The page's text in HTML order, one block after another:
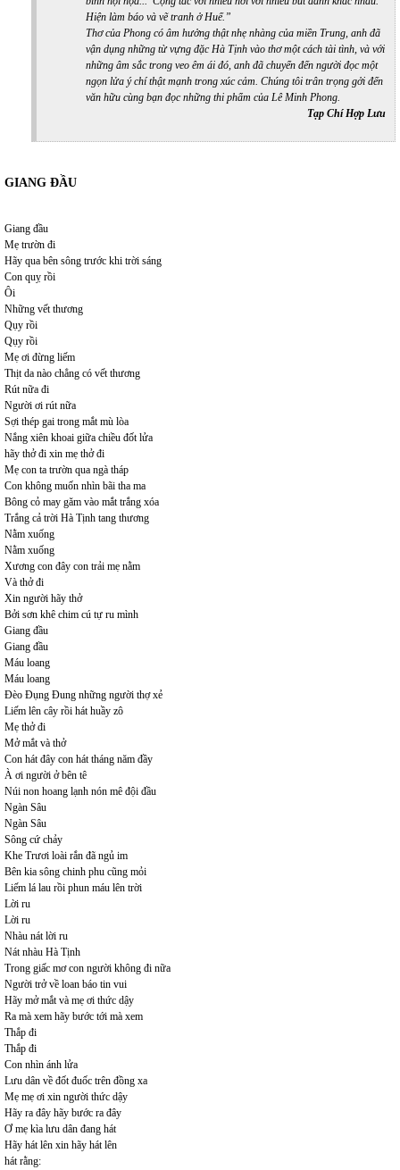
Hiện làm báo và vẽ tranh ở Huế.”
Thơ của Phong có âm hưởng thật nhẹ nhàng của miền Trung, anh đã
vận dụng những từ vựng đặc Hà Tịnh vào thơ một cách tài tình, và với
những âm sắc trong veo êm ái đó, anh đã chuyển đến người đọc một
ngọn lửa ý chí thật mạnh trong xúc cảm. Chúng tôi trân trọng gởi đến
văn hữu cùng bạn đọc những thi phẩm của Lê Minh Phong.
Tạp Chí Hợp Lưu
GIANG ĐẦU
Giang đầu
Mẹ trườn đi
Hãy qua bên sông trước khi trời sáng
Con quỵ rồi
Ôi
Những vết thương
Qụy rồi
Qụy rồi
Mẹ ơi đừng liếm
Thịt da nào chẳng có vết thương
Rút nữa đi
Người ơi rút nữa
Sợi thép gai trong mắt mù lòa
Nắng xiên khoai giữa chiều đốt lửa
hãy thở đi xin mẹ thở đi
Mẹ con ta trườn qua ngà tháp
Con không muốn nhìn bãi tha ma
Bông cỏ may găm vào mắt trắng xóa
Trắng cả trời Hà Tịnh tang thương
Nằm xuống
Nằm xuống
Xương con đây con trải mẹ nằm
Và thở đi
Xin người hãy thở
Bởi sơn khê chim cú tự ru mình
Giang đầu
Giang đầu
Máu loang
Máu loang
Đèo Đụng Đung những người thợ xẻ
Liếm lên cây rồi hát huầy zô
Mẹ thở đi
Mở mắt và thở
Con hát đây con hát tháng năm đầy
À ơi người ở bên tê
Núi non hoang lạnh nón mê đội đầu
Ngàn Sâu
Ngàn Sâu
Sông cứ chảy
Khe Trươi loài rắn đã ngủ im
Bên kia sông chinh phu cũng mỏi
Liếm lá lau rồi phun máu lên trời
Lời ru
Lời ru
Nhàu nát lời ru
Nát nhàu Hà Tịnh
Trong giấc mơ con người không đi nữa
Người trở về loan báo tin vui
Hãy mở mắt và mẹ ơi thức dậy
Ra mà xem hãy bước tới mà xem
Thắp đi
Thắp đi
Con nhìn ánh lửa
Lưu dân về đốt đuốc trên đồng xa
Mẹ mẹ ơi xin người thức dậy
Hãy ra đây hãy bước ra đây
Ơ mẹ kìa lưu dân đang hát
Hãy hát lên xin hãy hát lên
hát rằng: